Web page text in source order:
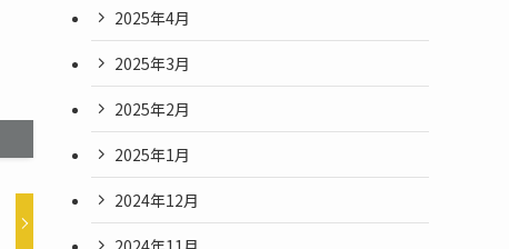
2025年4月
2025年3月
2025年2月
2025年1月
2024年12月